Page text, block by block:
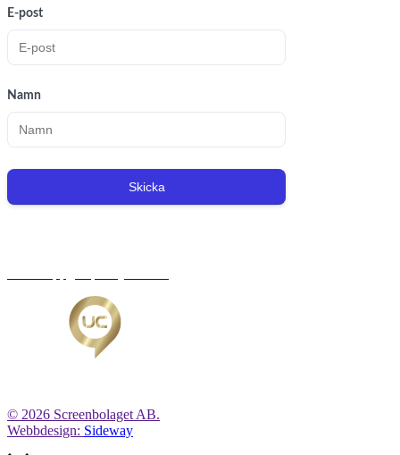
E-post
Namn
Skicka
© 2026 Screenbolaget AB.
Webbdesign: Sideway